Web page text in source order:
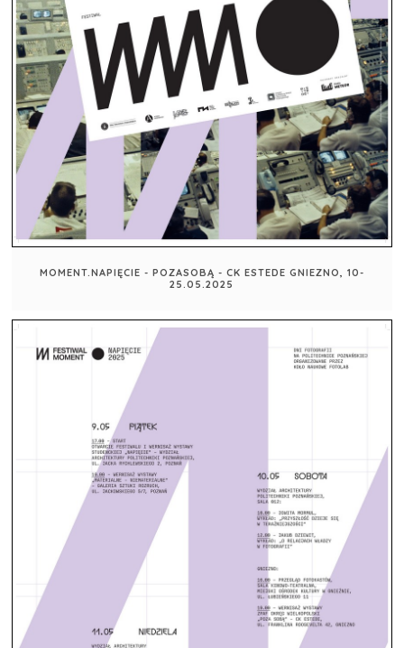
MOMENT.NAPIĘCIE - POZASOBĄ - CK ESTEDE GNIEZNO, 10-
25.05.2025